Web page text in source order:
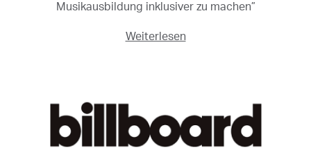
Musikausbildung inklusiver zu machen”
Weiterlesen